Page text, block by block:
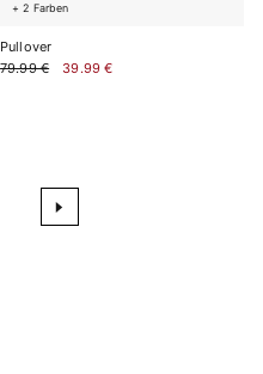
+ 2 Farben
Pullover
79.99 €
39.99 €